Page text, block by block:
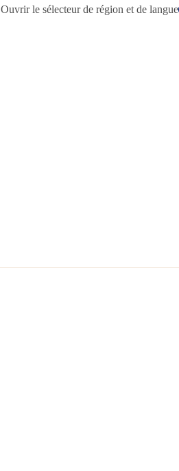
Ouvrir le sélecteur de région et de langue